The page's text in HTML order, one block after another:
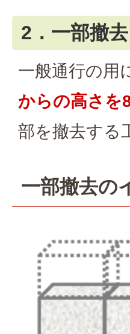
2．一部撤去
一般通行の用
からの高さを
部を撤去する
一部撤去の